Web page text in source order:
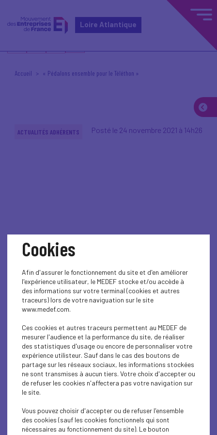
Loire Atlantique
Accueil « Pédalons ensemble pour le Téléthon »
ACTUALITÉS ADHÉRENTS Posté le 24 novembre 2021 à 14h26
« Pédalons ensemble
pour le Téléthon »
La Mutuelle Générale vous invite, aux côtés de l’AFM
Téléthon, à apporter votre soutien, à la mise au point de
thérapies innovantes pour les maladies neuro-musculaires
et rares,
L’objectif:« Pédalons ensemble pour le Téléthon »
2 vélos à disposition dans le respect des consignes
Cookies
Afin d'assurer le fonctionnement du site et d'en améliorer
l'expérience utilisateur, le MEDEF stocke et/ou accède à
des informations sur votre terminal (cookies et autres
traceurs) lors de votre naviguation sur le site
www.medef.com.
Ces cookies et autres traceurs permettent au MEDEF de
mesurer l'audience et la performance du site, de réaliser
des statistiques d'usage ou encore de personnaliser votre
expérience utilisteur. Sauf dans le cas des boutons de
partage sur les réseaux sociaux, les informations stockées
ne sont transmises à aucun tiers. Votre choix d'accepter ou
de refuser les cookies n'affectera pas votre navigation sur
le site.
Vous pouvez choisir d'accepter ou de refuser l'ensemble
des cookies (sauf les cookies fonctionnels qui sont
nécessaires au fonctionnement du site). Le bouton